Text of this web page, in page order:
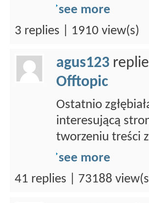
see more
3 replies | 1910 view(s)
agus123
Offtopic
Ostatnio
interesującą
tworzeniu treści
see more
41 replies | 73188